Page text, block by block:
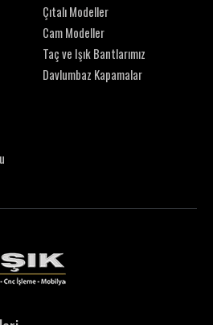
Çıtalı Modeller
Cam Modeller
Taç ve Işık Bantlarımız
Davlumbaz Kapamalar